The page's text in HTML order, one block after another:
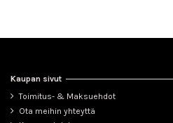
Kaupan sivut
Toimitus- & Maksuehdot
Ota meihin yhteyttä